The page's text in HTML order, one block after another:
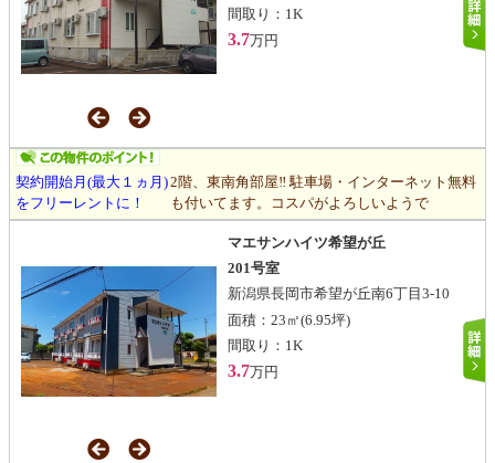
間取り： 1K
3.7万円
契約開始月(最大１ヵ月)
をフリーレントに！
2階、東南角部屋‼ 駐車場・インターネット無料
も付いてます。コスパがよろしいようで
マエサンハイツ希望が丘
201号室
新潟県長岡市希望が丘南6丁目3-10
面積： 23㎡(6.95坪)
間取り： 1K
3.7万円